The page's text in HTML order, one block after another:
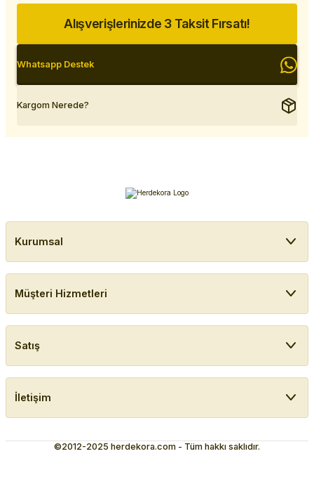
Alışverişlerinizde 3 Taksit Fırsatı!
Whatsapp Destek
Kargom Nerede?
Kurumsal
Müşteri Hizmetleri
Satış
İletişim
©2012-2025 herdekora.com - Tüm hakkı saklıdır.